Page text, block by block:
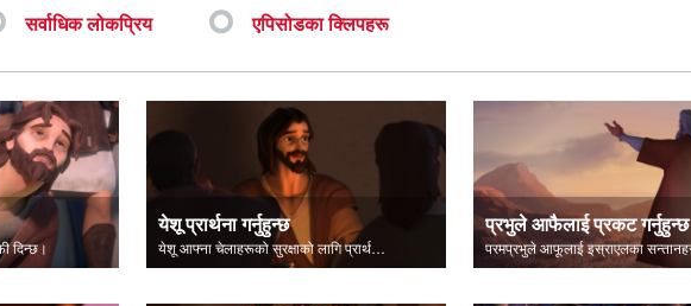
सर्वाधिक लोकप्रिय एपिसोडका क्लिपहरू
दिन्छ।
येशू प्रार्थना गर्नुहुन्छ
येशू आफ्ना चेलाहरूको सुरक्षाको लागि प्रार्थना गर्नुहुन्छ।
प्रभुले आफैलाई प्रकट गर्नुहुन्छ